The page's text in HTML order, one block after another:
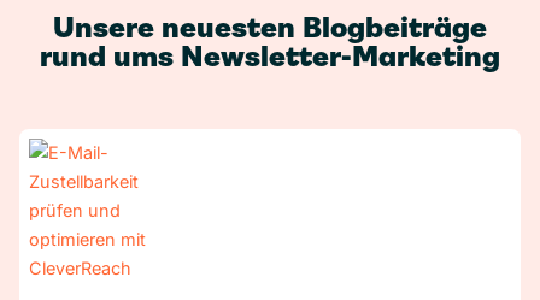
Unsere neuesten Blogbeiträge
rund ums Newsletter-Marketing